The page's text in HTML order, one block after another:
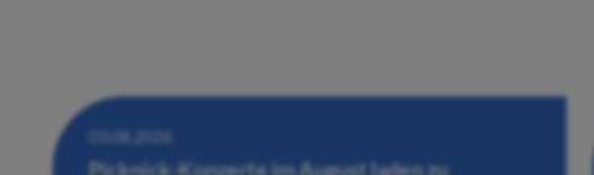
03.08.2026
Picknick-Konzerte im August laden zu